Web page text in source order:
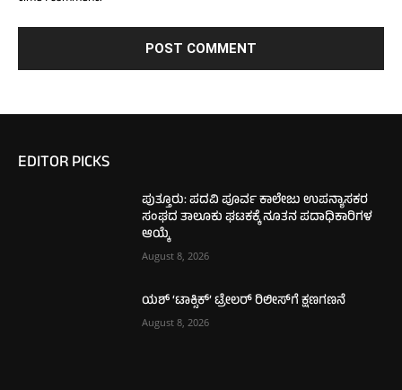
EDITOR PICKS
ಪುತ್ತೂರು: ಪದವಿ ಪೂರ್ವ ಕಾಲೇಜು ಉಪನ್ಯಾಸಕರ
ಸಂಘದ ತಾಲೂಕು ಘಟಕಕ್ಕೆ ನೂತನ ಪದಾಧಿಕಾರಿಗಳ
ಆಯ್ಕೆ
August 8, 2026
ಯಶ್ ‘ಟಾಕ್ಸಿಕ್’ ಟ್ರೇಲರ್ ರಿಲೀಸ್‌ಗೆ ಕ್ಷಣಗಣನೆ
August 8, 2026